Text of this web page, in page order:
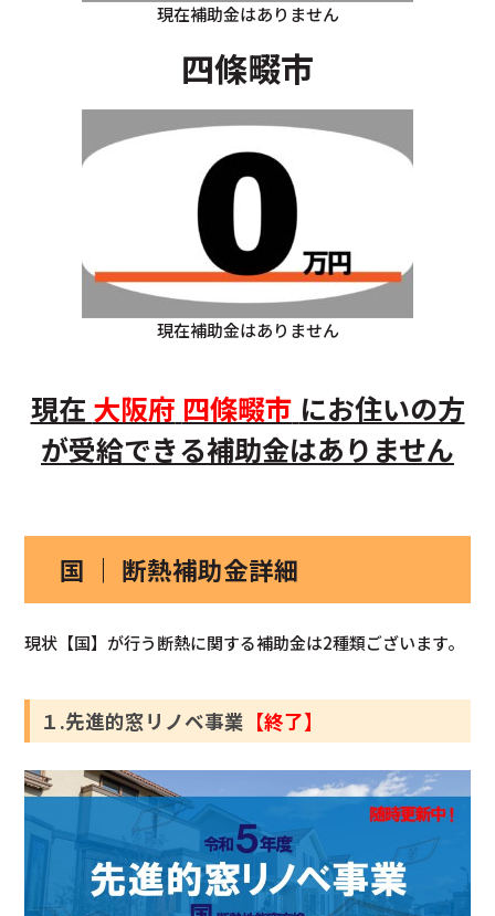
現在補助金はありません
四條畷市
現在補助金はありません
現在 大阪府 四條畷市 にお住いの方
が受給できる補助金はありません
国 ｜ 断熱補助金詳細
現状【国】が行う断熱に関する補助金は2種類ございます。
１.先進的窓リノベ事業 【終了】